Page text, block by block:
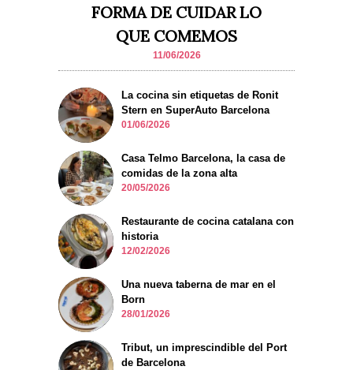
FORMA DE CUIDAR LO
QUE COMEMOS
11/06/2026
La cocina sin etiquetas de Ronit
Stern en SuperAuto Barcelona
01/06/2026
Casa Telmo Barcelona, la casa de
comidas de la zona alta
20/05/2026
Restaurante de cocina catalana con
historia
12/02/2026
Una nueva taberna de mar en el
Born
28/01/2026
Tribut, un imprescindible del Port
de Barcelona